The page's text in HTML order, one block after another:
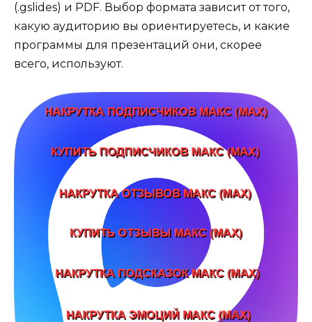
(.gslides) и PDF. Выбор формата зависит от того,
какую аудиторию вы ориентируетесь, и какие
программы для презентаций они, скорее
всего, используют.